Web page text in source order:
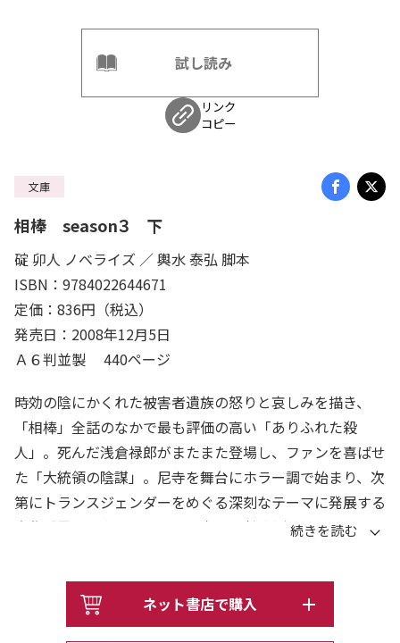
試し読み
リンク
コピー
文庫
相棒 season３ 下
碇 卯人 ノベライズ ／ 輿水 泰弘 脚本
ISBN：9784022644671
定価：836円（税込）
発売日：2008年12月5日
Ａ６判並製 440ページ
時効の陰にかくれた被害者遺族の怒りと哀しみを描き、
「相棒」全話のなかで最も評価の高い「ありふれた殺
人」。死んだ浅倉禄郎がまたまた登場し、ファンを喜ばせ
た「大統領の陰謀」。尼寺を舞台にホラー調で始まり、次
第にトランスジェンダーをめぐる深刻なテーマに発展する
大作「異形の寺」など10編を収録。社会派ミステリとし
リーズ第６弾！
ネット書店で購入